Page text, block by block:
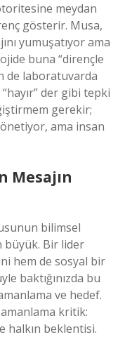
meydan
gösterir. Musa,
yumuşatıyor ama
buna “dirençle
de laboratuvarda
der gibi tepki
gerekir;
ama insan
Mesajın
bilimsel
büyük. Bir lider
hem de sosyal bir
baktığınızda bu
ve hedef.
kritik:
halkın beklentisi.